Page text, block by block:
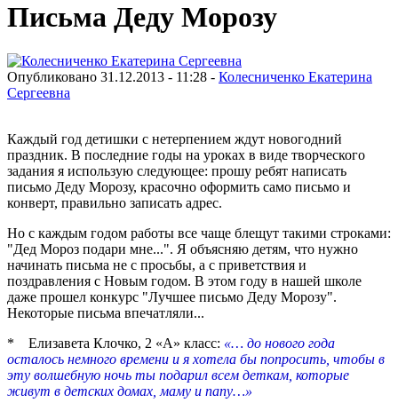
Письма Деду Морозу
Опубликовано 31.12.2013 - 11:28 - Колесниченко Екатерина
Сергеевна
Каждый год детишки с нетерпением ждут новогодний
праздник. В последние годы на уроках в виде творческого
задания я использую следующее: прошу ребят написать
письмо Деду Морозу, красочно оформить само письмо и
конверт, правильно записать адрес.
Но с каждым годом работы все чаще блещут такими строками:
"Дед Мороз подари мне...". Я объясняю детям, что нужно
начинать письма не с просьбы, а с приветствия и
поздравления с Новым годом. В этом году в нашей школе
даже прошел конкурс "Лучшее письмо Деду Морозу".
Некоторые письма впечатляли...
* Елизавета Клочко, 2 «А» класс: «… до нового года
осталось немного времени и я хотела бы попросить, чтобы в
эту волшебную ночь ты подарил всем деткам, которые
живут в детских домах, маму и папу…»